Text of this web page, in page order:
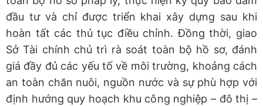
đầu tư và chỉ được triển khai xây dựng sau khi
hoàn tất các thủ tục điều chỉnh. Đồng thời, giao
Sở Tài chính chủ trì rà soát toàn bộ hồ sơ, đánh
giá đầy đủ các yếu tố về môi trường, khoảng cách
an toàn chăn nuôi, nguồn nước và sự phù hợp với
định hướng quy hoạch khu công nghiệp – đô thị –